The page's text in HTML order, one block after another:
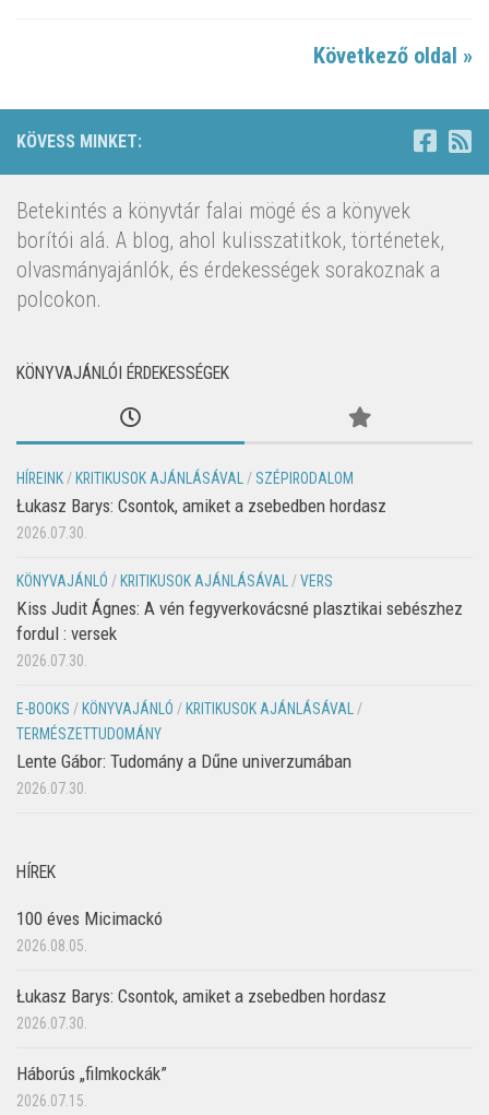
Következő oldal »
KÖVESS MINKET:
Betekintés a könyvtár falai mögé és a könyvek
borítói alá. A blog, ahol kulisszatitkok, történetek,
olvasmányajánlók, és érdekességek sorakoznak a
polcokon.
KÖNYVAJÁNLÓI ÉRDEKESSÉGEK
HÍREINK/ KRITIKUSOK AJÁNLÁSÁVAL/ SZÉPIRODALOM
Łukasz Barys: Csontok, amiket a zsebedben hordasz
2026.07.30.
KÖNYVAJÁNLÓ / KRITIKUSOK AJÁNLÁSÁVAL/VERS
Kiss Judit Ágnes: A vén fegyverkovácsné plasztikai sebészhez
fordul : versek
2026.07.30.
E-BOOKS / KÖNYVAJÁNLÓ / KRITIKUSOK AJÁNLÁSÁVAL/
TERMÉSZETTUDOMÁNY
Lente Gábor: Tudomány a Dűne univerzumában
2026.07.30.
HÍREK
100 éves Micimackó
2026.08.05.
Łukasz Barys: Csontok, amiket a zsebedben hordasz
2026.07.30.
Háborús „filmkockák”
2026.07.15.